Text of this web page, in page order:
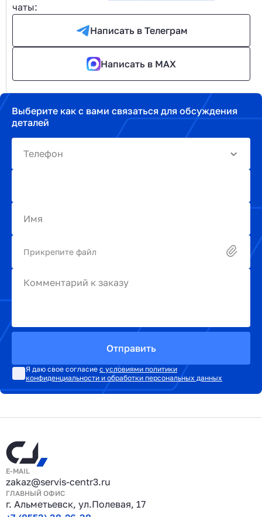
чаты:
Написать в Телеграм
Написать в MAX
Выберите как с вами связаться для обсуждения
деталей
Телефон
Имя
Прикрепите файл
Комментарий к заказу
Отправить
Я даю свое согласие с условиями политики
конфиденциальности и обработки персональных данных
E-MAIL
zakaz@servis-centr3.ru
ГЛАВНЫЙ ОФИС
г. Альметьевск, ул.Полевая, 17